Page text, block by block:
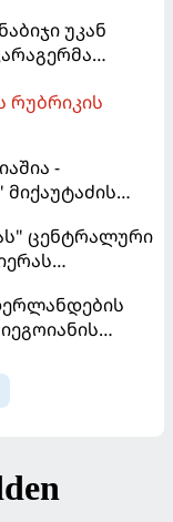
უკან
რუბრიკის
-
ცენტრალური